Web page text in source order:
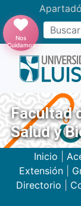
Apartadó
Buscar
Nos
Cuidamos
Facultad
Salud y
Inicio
Extensión
Directorio